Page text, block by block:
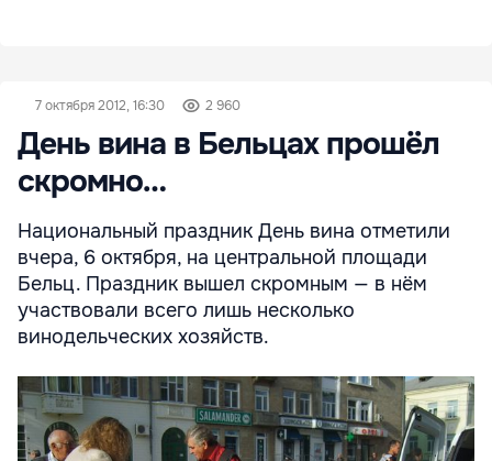
7 октября 2012, 16:30 2 960
День вина в Бельцах прошёл
скромно…
Национальный праздник День вина отметили
вчера, 6 октября, на центральной площади
Бельц. Праздник вышел скромным — в нём
участвовали всего лишь несколько
винодельческих хозяйств.